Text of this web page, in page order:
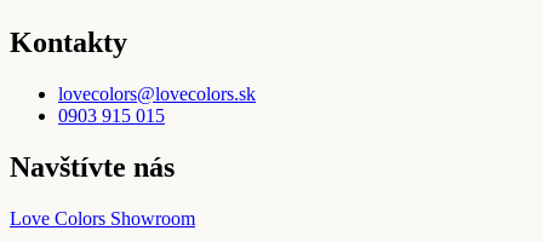
Kontakty
lovecolors@lovecolors.sk
0903 915 015
Navštívte nás
Love Colors Showroom